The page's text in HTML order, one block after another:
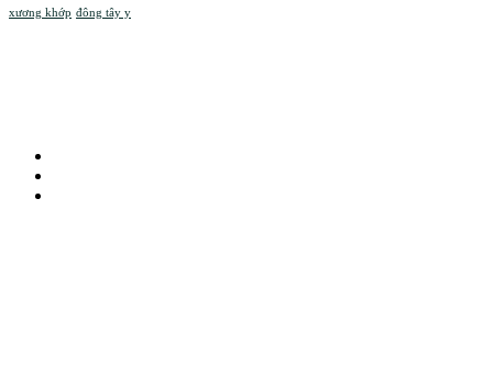
xương khớp đông tây y